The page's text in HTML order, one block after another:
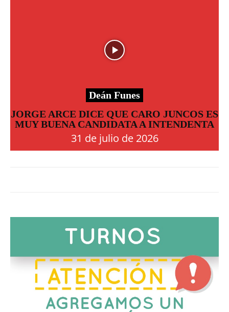
Deán Funes
JORGE ARCE DICE QUE CARO JUNCOS ES
MUY BUENA CANDIDATA A INTENDENTA
31 de julio de 2026